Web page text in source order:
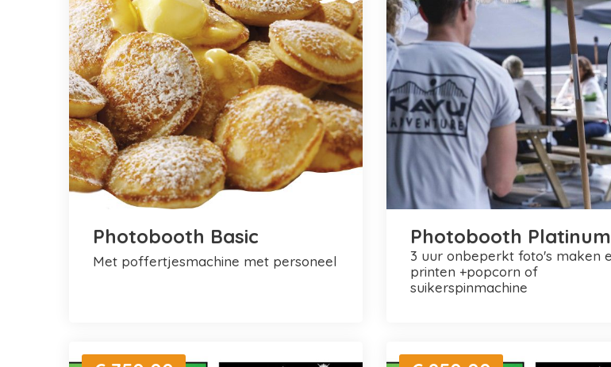
Photobooth Basic
met poffertjesmachine met personeel
Photobooth Platinum
3 uur onbeperkt foto's maken en
printen +popcorn of
suikerspinmachine